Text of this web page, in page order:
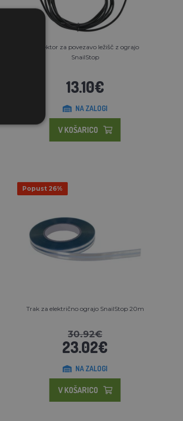
Konektor za povezavo ležišč z ograjo
SnailStop
13.10€
NA ZALOGI
V KOŠARICO
Popust 26%
Trak za električno ograjo SnailStop 20m
30.92€
23.02€
NA ZALOGI
V KOŠARICO